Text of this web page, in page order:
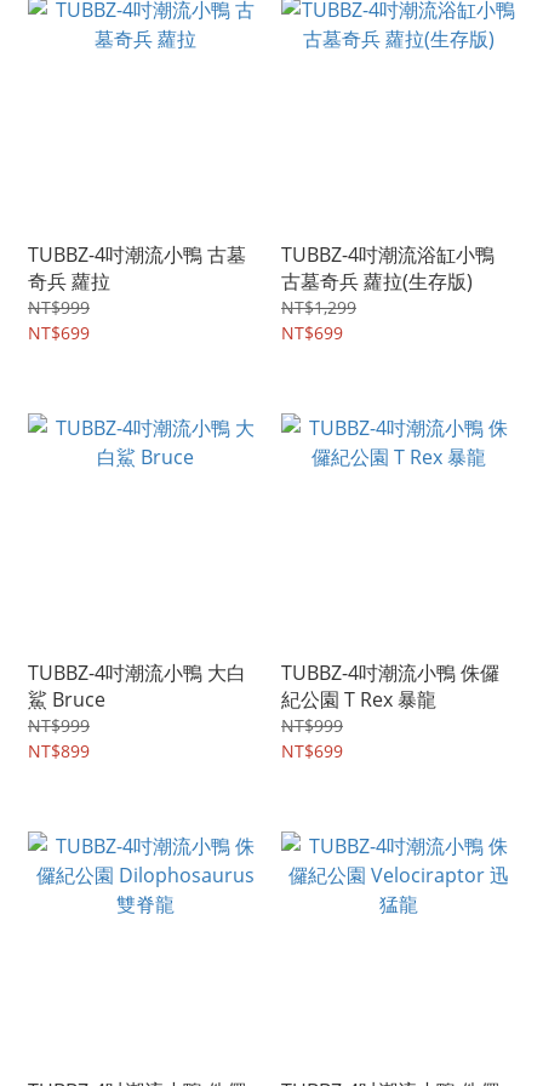
TUBBZ-4吋潮流小鴨 古墓
奇兵 蘿拉
NT$999
NT$699
TUBBZ-4吋潮流浴缸小鴨
古墓奇兵 蘿拉(生存版)
NT$1,299
NT$699
TUBBZ-4吋潮流小鴨 大白
鯊 Bruce
NT$999
NT$899
TUBBZ-4吋潮流小鴨 侏儸
紀公園 T Rex 暴龍
NT$999
NT$699